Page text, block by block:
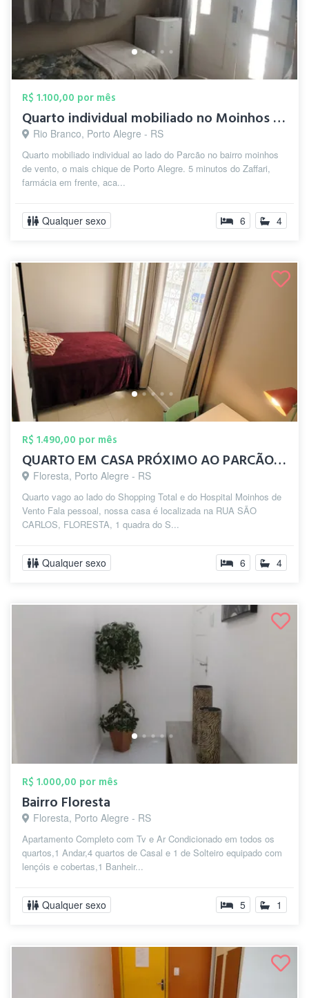
R$ 1.100,00 por mês
Quarto individual mobiliado no Moinhos d...
Rio Branco, Porto Alegre - RS
Quarto mobiliado individual ao lado do Parcão no bairro moinhos
de vento, o mais chique de Porto Alegre. 5 minutos do Zaffari,
farmácia em frente, aca...
Qualquer sexo 6 4
R$ 1.490,00 por mês
QUARTO EM CASA PRÓXIMO AO PARCÃO / MOINH...
Floresta, Porto Alegre - RS
Quarto vago ao lado do Shopping Total e do Hospital Moinhos de
Vento Fala pessoal, nossa casa é localizada na RUA SÃO
CARLOS, FLORESTA, 1 quadra do S...
Qualquer sexo 6 4
R$ 1.000,00 por mês
Bairro Floresta
Floresta, Porto Alegre - RS
Apartamento Completo com Tv e Ar Condicionado em todos os
quartos,1 Andar,4 quartos de Casal e 1 de Solteiro equipado com
lençóis e cobertas,1 Banheir...
Qualquer sexo 5 1